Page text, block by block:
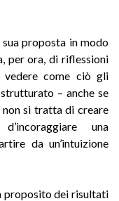
proposta in modo
per ora, di riflessioni
come ciò gli
– anche se
non si tratta di creare
una
da un’intuizione
proposito dei risultati